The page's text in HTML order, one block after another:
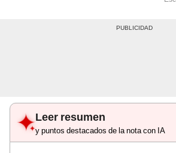
Leer resumen
y puntos destacados de la nota con IA